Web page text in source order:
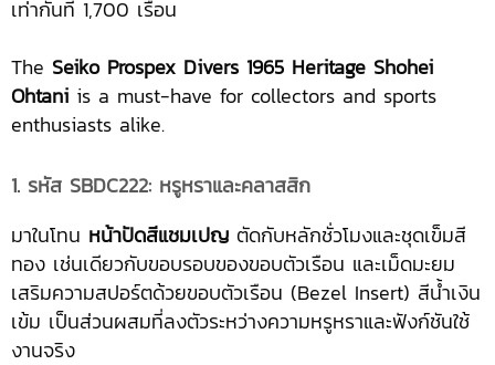
เท่ากันที่ 1,700 เรือน
The Seiko Prospex Divers 1965 Heritage Shohei
Ohtani is a must-have for collectors and sports
enthusiasts alike.
1. รหัส SBDC222: หรูหราและคลาสสิก
มาในโทน หน้าปัดสีแชมเปญ ตัดกับหลักชั่วโมงและชุดเข็มสี
ทอง เช่นเดียวกับขอบรอบของขอบตัวเรือน และเม็ดมะยม
เสริมความสปอร์ตด้วยขอบตัวเรือน (Bezel Insert) สีน้ำเงิน
เข้ม เป็นส่วนผสมที่ลงตัวระหว่างความหรูหราและฟังก์ชันใช้
งานจริง